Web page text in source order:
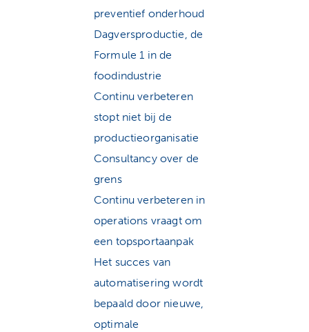
preventief onderhoud
Dagversproductie, de
Formule 1 in de
foodindustrie
Continu verbeteren
stopt niet bij de
productieorganisatie
Consultancy over de
grens
Continu verbeteren in
operations vraagt om
een topsportaanpak
Het succes van
automatisering wordt
bepaald door nieuwe,
optimale